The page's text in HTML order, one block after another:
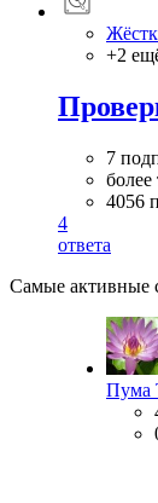
+2
7
более
4056
4
ответа
Самые активные
Пума